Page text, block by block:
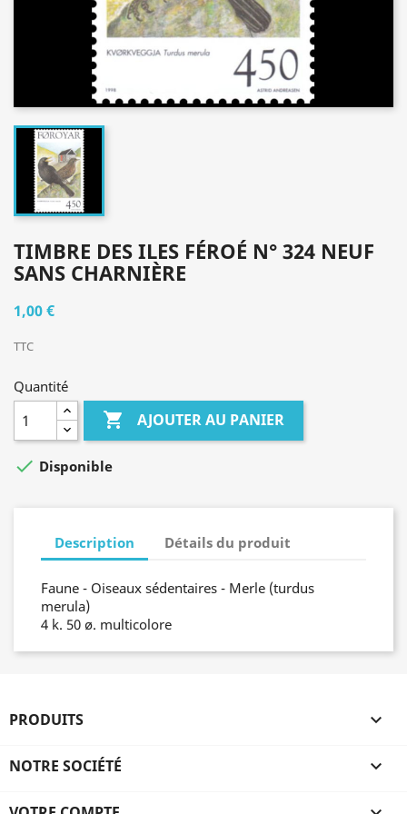
TIMBRE DES ILES FÉROÉ N° 324 NEUF
SANS CHARNIÈRE
1,00 €
TTC
Quantité
 AJOUTER AU PANIER
 Disponible
Description Détails du produit
Faune - Oiseaux sédentaires - Merle (turdus
merula)
4 k. 50 ø. multicolore
PRODUITS 
NOTRE SOCIÉTÉ 